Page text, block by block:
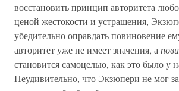
восстановить принцип авторитета
ценой жестокости и устрашения,
убедительно оправдать повиновение
авторитет уже не имеет значения, а
становится самоцелью, как это было у
Неудивительно, что Экзюпери не мог